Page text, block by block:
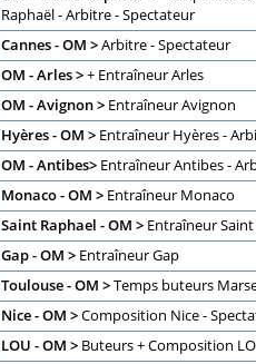
Raphaël - Arbitre - Spectateur
Cannes - OM >Arbitre - Spectateur
OM - Arles >+ Entraîneur Arles
OM - Avignon > Entraîneur Avignon
Hyères - OM > Entraîneur Hyères -
OM - Antibes> Entraîneur Antibes -
Monaco - OM > Entraîneur Monaco
Saint Raphael - OM > Entraîneur
Gap - OM > Entraîneur Gap
Toulouse - OM >Temps buteurs
Nice - OM >Composition Nice -
LOU - OM > Buteurs + Composition